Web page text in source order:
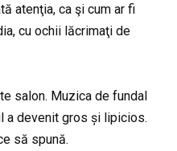
atenţia, ca şi cum ar fi
cu ochii lăcrimaţi de
salon. Muzica de fundal
a devenit gros și lipicios.
să spună.